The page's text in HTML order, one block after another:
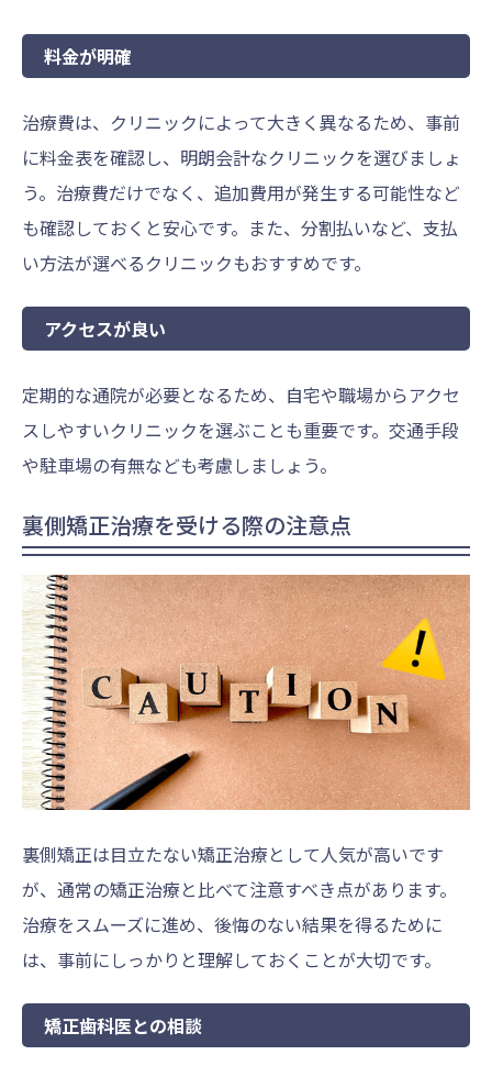
料金が明確
治療費は、クリニックによって大きく異なるため、事前
に料金表を確認し、明朗会計なクリニックを選びましょ
う。治療費だけでなく、追加費用が発生する可能性など
も確認しておくと安心です。また、分割払いなど、支払
い方法が選べるクリニックもおすすめです。
アクセスが良い
定期的な通院が必要となるため、自宅や職場からアクセ
スしやすいクリニックを選ぶことも重要です。交通手段
や駐車場の有無なども考慮しましょう。
裏側矯正治療を受ける際の注意点
裏側矯正は目立たない矯正治療として人気が高いです
が、通常の矯正治療と比べて注意すべき点があります。
治療をスムーズに進め、後悔のない結果を得るために
は、事前にしっかりと理解しておくことが大切です。
矯正歯科医との相談